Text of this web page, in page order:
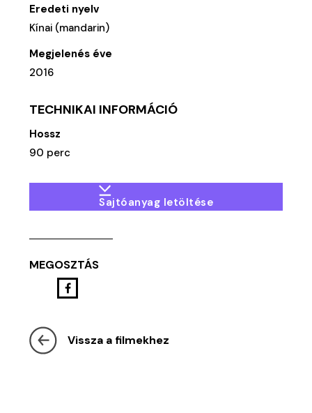
Eredeti nyelv
Kínai (mandarin)
Megjelenés éve
2016
TECHNIKAI INFORMÁCIÓ
Hossz
90 perc
Sajtóanyag letöltése
MEGOSZTÁS
Vissza a filmekhez